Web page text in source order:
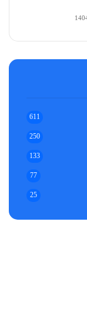
611
250
133
77
25